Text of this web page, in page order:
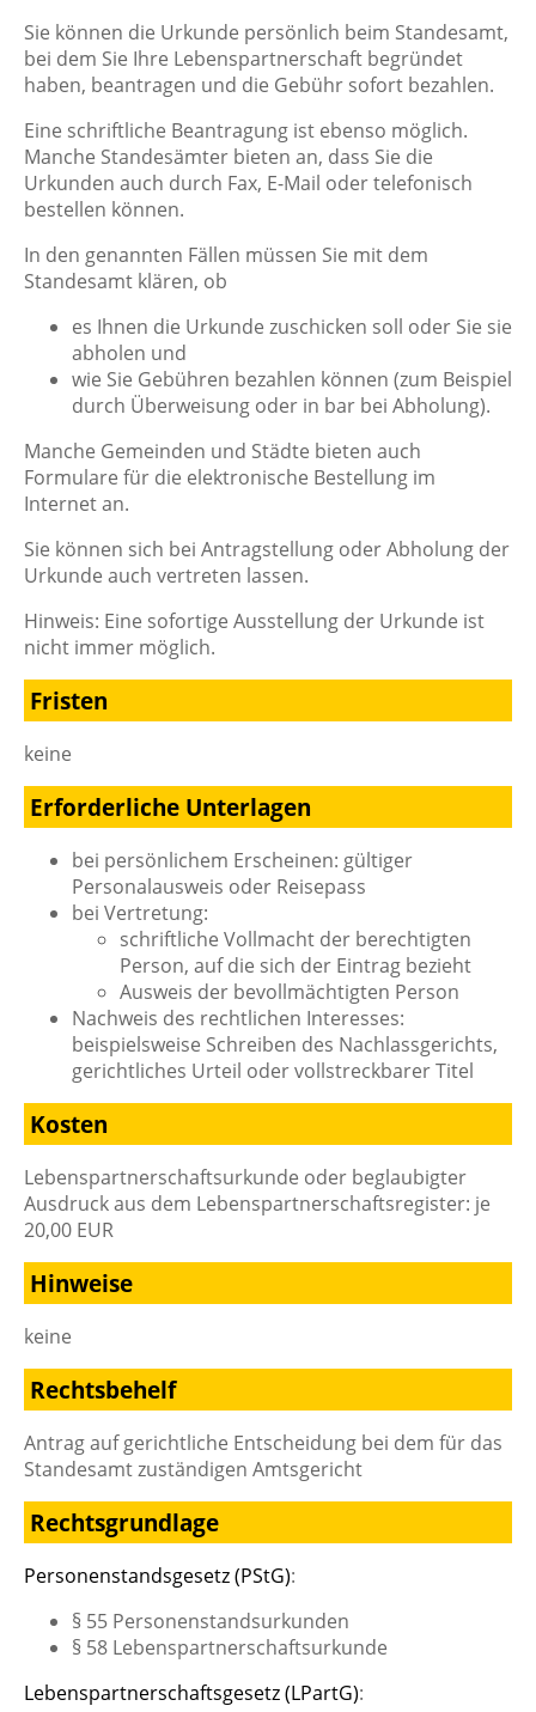
Sie können die Urkunde persönlich beim Standesamt,
bei dem Sie Ihre Lebenspartnerschaft begründet
haben, beantragen und die Gebühr sofort bezahlen.
Eine schriftliche Beantragung ist ebenso möglich.
Manche Standesämter bieten an, dass Sie die
Urkunden auch durch Fax, E-Mail oder telefonisch
bestellen können.
In den genannten Fällen müssen Sie mit dem
Standesamt klären, ob
es Ihnen die Urkunde zuschicken soll oder Sie sie
abholen und
wie Sie Gebühren bezahlen können (zum Beispiel
durch Überweisung oder in bar bei Abholung).
Manche Gemeinden und Städte bieten auch
Formulare für die elektronische Bestellung im
Internet an.
Sie können sich bei Antragstellung oder Abholung der
Urkunde auch vertreten lassen.
Hinweis: Eine sofortige Ausstellung der Urkunde ist
nicht immer möglich.
Fristen
keine
Erforderliche Unterlagen
bei persönlichem Erscheinen: gültiger
Personalausweis oder Reisepass
bei Vertretung:
schriftliche Vollmacht der berechtigten
Person, auf die sich der Eintrag bezieht
Ausweis der bevollmächtigten Person
Nachweis des rechtlichen Interesses:
beispielsweise Schreiben des Nachlassgerichts,
gerichtliches Urteil oder vollstreckbarer Titel
Kosten
Lebenspartnerschaftsurkunde oder beglaubigter
Ausdruck aus dem Lebenspartnerschaftsregister: je
20,00 EUR
Hinweise
keine
Rechtsbehelf
Antrag auf gerichtliche Entscheidung bei dem für das
Standesamt zuständigen Amtsgericht
Rechtsgrundlage
Personenstandsgesetz (PStG):
§ 55 Personenstandsurkunden
§ 58 Lebenspartnerschaftsurkunde
Lebenspartnerschaftsgesetz (LPartG):